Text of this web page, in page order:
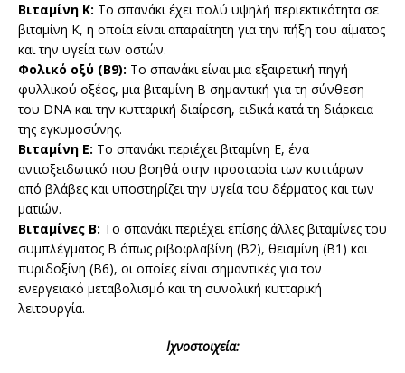
Βιταμίνη Κ: Το σπανάκι έχει πολύ υψηλή περιεκτικότητα σε
βιταμίνη Κ, η οποία είναι απαραίτητη για την πήξη του αίματος
και την υγεία των οστών.
Φολικό οξύ (Β9): Το σπανάκι είναι μια εξαιρετική πηγή
φυλλικού οξέος, μια βιταμίνη Β σημαντική για τη σύνθεση
του DNA και την κυτταρική διαίρεση, ειδικά κατά τη διάρκεια
της εγκυμοσύνης.
Βιταμίνη Ε: Το σπανάκι περιέχει βιταμίνη Ε, ένα
αντιοξειδωτικό που βοηθά στην προστασία των κυττάρων
από βλάβες και υποστηρίζει την υγεία του δέρματος και των
ματιών.
Βιταμίνες Β: Το σπανάκι περιέχει επίσης άλλες βιταμίνες του
συμπλέγματος Β όπως ριβοφλαβίνη (Β2), θειαμίνη (Β1) και
πυριδοξίνη (Β6), οι οποίες είναι σημαντικές για τον
ενεργειακό μεταβολισμό και τη συνολική κυτταρική
λειτουργία.
Ιχνοστοιχεία: